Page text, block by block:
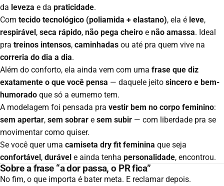
da leveza e da praticidade.
Com tecido tecnológico (poliamida + elastano), ela é leve,
respirável, seca rápido, não pega cheiro e não amassa. Ideal
pra treinos intensos, caminhadas ou até pra quem vive na
correria do dia a dia.
Além do conforto, ela ainda vem com uma frase que diz
exatamente o que você pensa — daquele jeito sincero e bem-
humorado que só a eumemo tem.
A modelagem foi pensada pra vestir bem no corpo feminino:
sem apertar, sem sobrar e sem subir — com liberdade pra se
movimentar como quiser.
Se você quer uma camiseta dry fit feminina que seja
confortável, durável e ainda tenha personalidade, encontrou.
Sobre a frase “a dor passa, o PR fica”
No fim, o que importa é bater meta. E reclamar depois.